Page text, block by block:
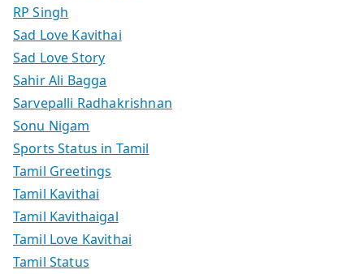
RP Singh
Sad Love Kavithai
Sad Love Story
Sahir Ali Bagga
Sarvepalli Radhakrishnan
Sonu Nigam
Sports Status in Tamil
Tamil Greetings
Tamil Kavithai
Tamil Kavithaigal
Tamil Love Kavithai
Tamil Status